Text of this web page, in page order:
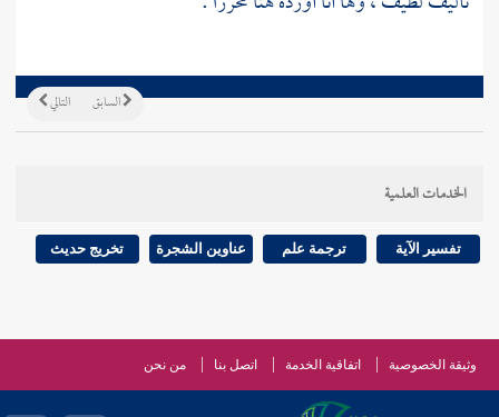
التالي السابق
الخدمات العلمية
تفسير الآية ترجمة علم عناوين الشجرة تخريج حديث
وثيقة الخصوصية اتفاقية الخدمة اتصل بنا من نحن